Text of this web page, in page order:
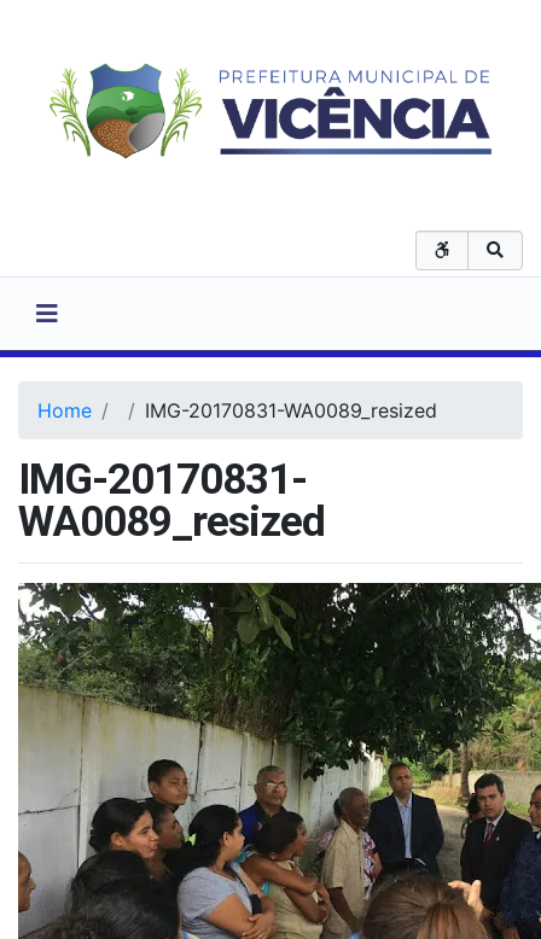
Home IMG-20170831-WA0089_resized
IMG-20170831-
WA0089_resized